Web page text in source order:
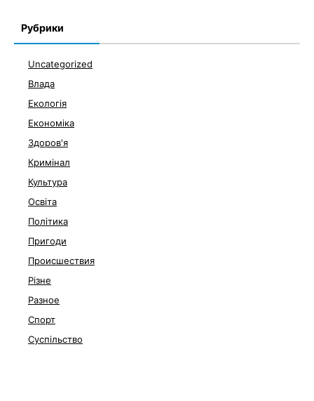
Рубрики
Uncategorized
Влада
Екологія
Економіка
Здоров'я
Кримінал
Культура
Освіта
Політика
Пригоди
Происшествия
Різне
Разное
Спорт
Суспільство